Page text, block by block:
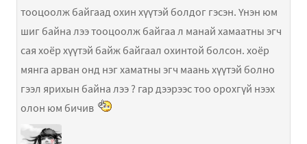
тооцоолж байгаад охин хүүтэй болдог гэсэн. Үнэн юм
шиг байна лээ тооцоолж байгаа л манай хамаатны эгч
сая хоёр хүүтэй байж байгаал охинтой болсон. хоёр
мянга арван онд нэг хаматны эгч маань хүүтэй болно
гээл ярихын байна лээ ? гар дээрээс тоо орохгүй нээх
олон юм бичив